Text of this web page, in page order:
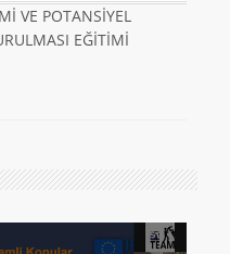
VE POTANSİYEL
EĞİTİMİ